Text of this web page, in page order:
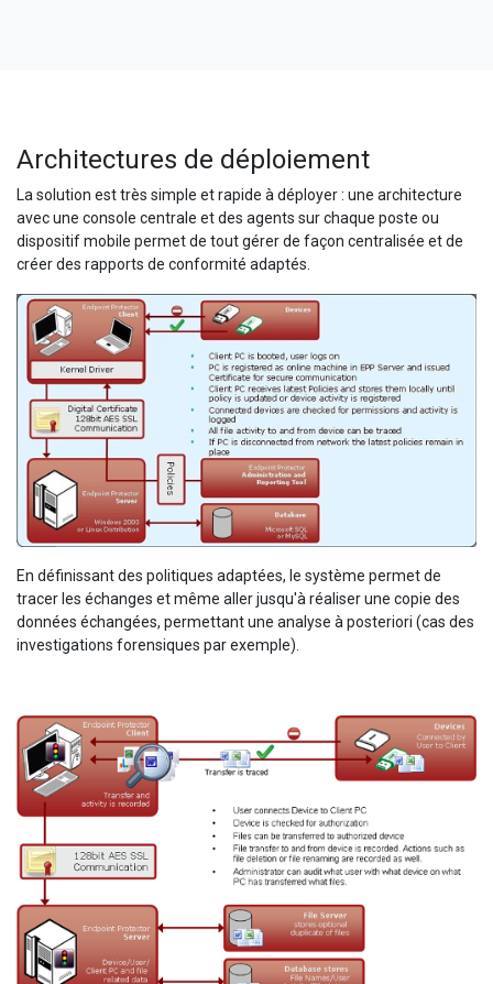
Architectures de déploiement
La solution est très simple et rapide à déployer : une architecture
avec une console centrale et des agents sur chaque poste ou
dispositif mobile permet de tout gérer de façon centralisée et de
créer des rapports de conformité adaptés.
En définissant des politiques adaptées, le système permet de
tracer les échanges et même aller jusqu'à réaliser une copie des
données échangées, permettant une analyse à posteriori (cas des
investigations forensiques par exemple).